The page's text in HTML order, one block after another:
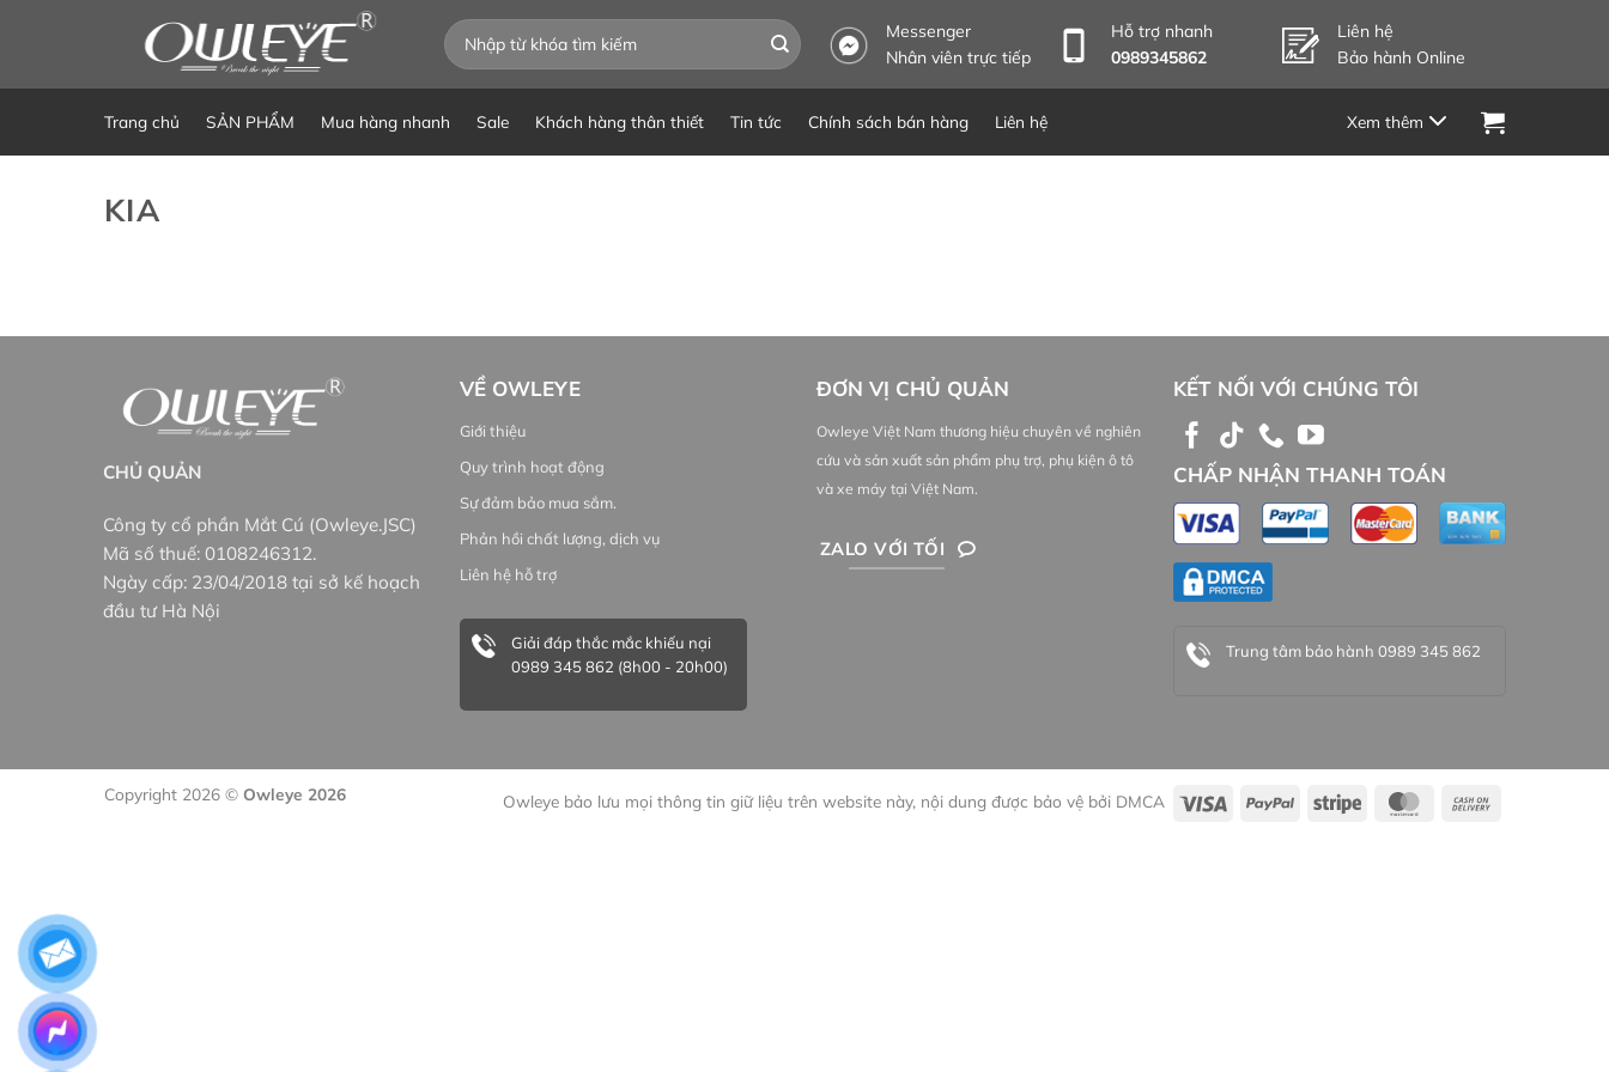
Tìm
kiếm:
Messenger
Nhân viên trực tiếp
Hỗ trợ nhanh
0989345862
Liên hệ
Bảo hành Online
Trang chủ SẢN PHẨM Mua hàng nhanh Sale Khách hàng thân thiết Tin tức Chính sách bán hàng Liên hệ
KIA
CHỦ QUẢN
Công ty cổ phần Mắt Cú (Owleye.JSC)
Mã số thuế: 0108246312.
Ngày cấp: 23/04/2018 tại sở kế hoạch
đầu tư Hà Nội
VỀ OWLEYE
Giới thiệu
Quy trình hoạt động
Sự đảm bảo mua sắm.
Phản hồi chất lượng, dịch vụ
Liên hệ hỗ trợ
Giải đáp thắc mắc khiếu nại
0989 345 862 (8h00 - 20h00)
ĐƠN VỊ CHỦ QUẢN
Owleye Việt Nam thương hiệu chuyên về nghiên
cứu và sản xuất sản phẩm phụ trợ, phụ kiện ô tô
và xe máy tại Việt Nam.
ZALO VỚI TỐI
KẾT NỐI VỚI CHÚNG TÔI
CHẤP NHẬN THANH TOÁN
Trung tâm bảo hành 0989 345 862
Owleye bảo lưu mọi thông tin giữ liệu trên website này, nội dung được bảo vệ bởi DMCA
Copyright 2026 © Owleye 2026